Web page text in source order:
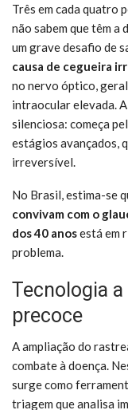
Três em cada quatro
não sabem que têm a
um grave desafio de
causa de cegueira
no nervo óptico,
intraocular elevada.
silenciosa: começa
estágios avançados,
irreversível.
No Brasil, estima-se
convivam com o
dos 40 anosestá em
problema.
Tecnologia
precoce
A ampliação do
combate à doença.
surge como
triagem que analisa